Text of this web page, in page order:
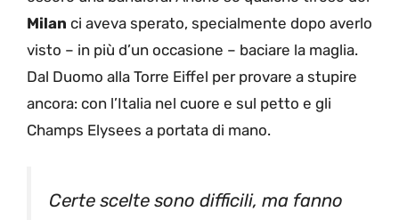
Milan ci aveva sperato, specialmente dopo averlo
visto – in più d’un occasione – baciare la maglia.
Dal Duomo alla Torre Eiffel per provare a stupire
ancora: con l’Italia nel cuore e sul petto e gli
Champs Elysees a portata di mano.
Certe scelte sono difficili, ma fanno